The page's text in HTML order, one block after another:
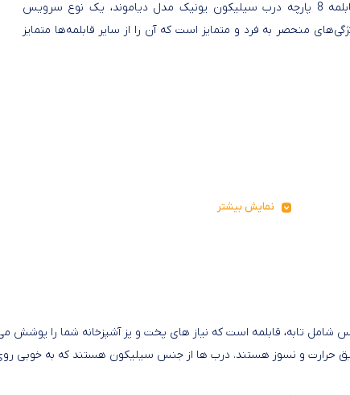
سرویس قابلمه 8 پارچه درب سیلیکون یونیک مدل دیاموند، یک نوع سرویس
منحصر به فرد و متمایز است که آن را از سایر قابلمه‌ها متمایز
نمایش بیشتر
سرویس شامل تابه، قابلمه است که نیاز های پخت و پز آشپزخانه شما را پوشش
حرارت و نسوز هستند. درب ها از جنس سیلیکون هستند که به خوبی